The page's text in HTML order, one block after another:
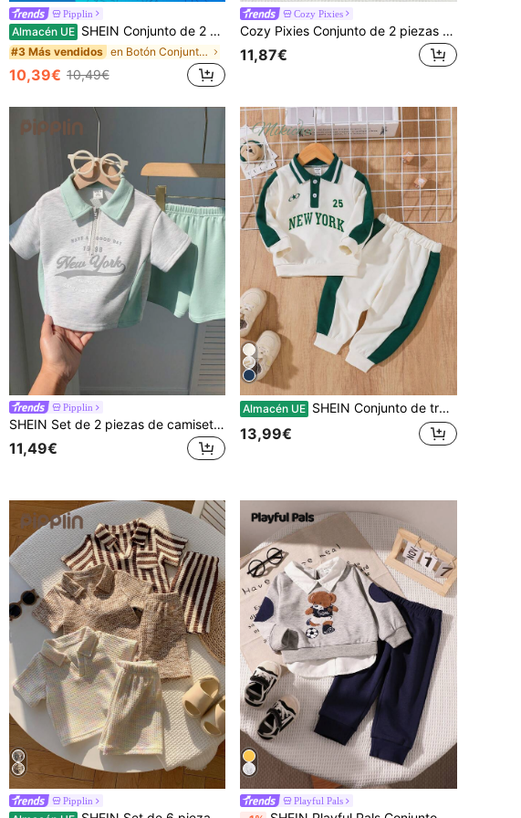
Pipplin
Almacén UE SHEIN Conjunto de 2 piezas de camisa tipo polo con estampado de corona y pantalón corto de cintura elástica para niño pequeño, apropiado para fiesta de cumpleaños, fiesta nocturna, actuación, boda, baby shower, y celebración del 1er cumpleaños
#3 Más vendidos en Botón Conjuntos de polo para bebés niños
10,39€ 10,49€
Cozy Pixies
Cozy Pixies Conjunto de 2 piezas para bebé niño con sudadera de punto suave de cuello redondo, manga larga y estampado de oso de dibujos animados, y pantalones largos de invierno con cintura elástica
11,87€
Pipplin
SHEIN Set de 2 piezas de camiseta de polo de manga corta y pantalones cortos con bloqueo de color, estampado de letras, estilo deportivo casual de verano para niño bebé
11,49€
Almacén UE SHEIN Conjunto de traje casual de otoño para niño bebé con cuello POLO blanco, atuendo de paje para regreso a la escuela, bloques de color contrastante, patrón de punto de referencia, manga larga, conjunto de moda
13,99€
Pipplin Playful Pals